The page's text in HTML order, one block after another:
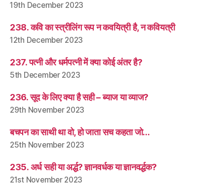
19th December 2023
238. कवि का स्त्रीलिंग रूप न कवयित्री है, न कवियत्री
12th December 2023
237. पत्नी और धर्मपत्नी में क्या कोई अंतर है?
5th December 2023
236. सूद के लिए क्या है सही – ब्याज या व्याज?
29th November 2023
बचपन का साथी था वो, हो जाता सच कहता जो…
25th November 2023
235. अर्ध सही या अर्द्ध? ज्ञानवर्धक या ज्ञानवर्द्धक?
21st November 2023